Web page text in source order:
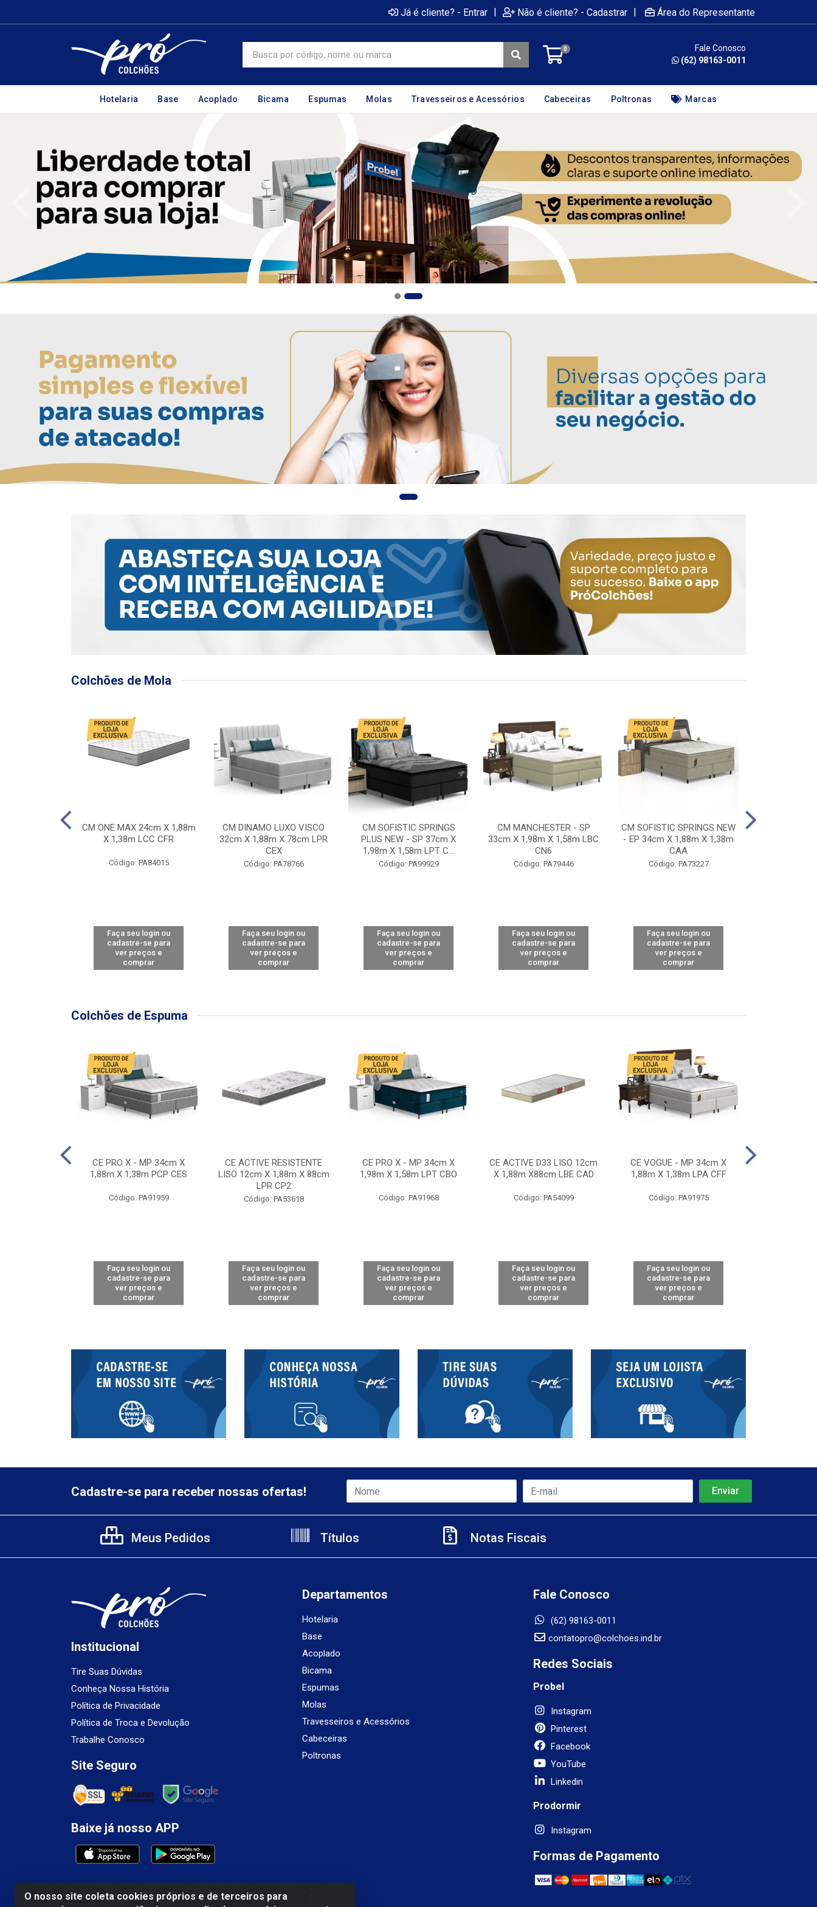
Já é cliente? - Entrar | Não é cliente? - Cadastrar | Área do Representante
0
Fale Conosco
(62) 98163-0011
Hotelaria Base Acoplado Bicama Espumas Molas Travesseiros e Acessórios Cabeceiras Poltronas Marcas
Colchões de Mola
CM ONE MAX 24cm X 1,88m
X 1,38m LCC CFR
Código: PA84015
Faça seu login ou
cadastre-se para
ver preços e
comprar
CM DINAMO LUXO VISCO
32cm X 1,88m X 78cm LPR
CEX
Código: PA78766
Faça seu login ou
cadastre-se para
ver preços e
comprar
CM SOFISTIC SPRINGS
PLUS NEW - SP 37cm X
1,98m X 1,58m LPT C...
Código: PA99929
Faça seu login ou
cadastre-se para
ver preços e
comprar
CM MANCHESTER - SP
33cm X 1,98m X 1,58m LBC
CN6
Código: PA79446
Faça seu login ou
cadastre-se para
ver preços e
comprar
CM SOFISTIC SPRINGS NEW
- EP 34cm X 1,88m X 1,38m
CAA
Código: PA73227
Faça seu login ou
cadastre-se para
ver preços e
comprar
Colchões de Espuma
CE PRO X - MP 34cm X
1,88m X 1,38m PCP CES
Código: PA91959
Faça seu login ou
cadastre-se para
ver preços e
comprar
CE ACTIVE RESISTENTE
LISO 12cm X 1,88m X 88cm
LPR CP2
Código: PA53618
Faça seu login ou
cadastre-se para
ver preços e
comprar
CE PRO X - MP 34cm X
1,98m X 1,58m LPT CBO
Código: PA91968
Faça seu login ou
cadastre-se para
ver preços e
comprar
CE ACTIVE D33 LISO 12cm
X 1,88m X88cm LBE CAD
Código: PA54099
Faça seu login ou
cadastre-se para
ver preços e
comprar
CE VOGUE - MP 34cm X
1,88m X 1,38m LPA CFF
Código: PA91975
Faça seu login ou
cadastre-se para
ver preços e
comprar
O nosso site coleta cookies próprios e de terceiros para
Cadastre-se para receber nossas ofertas!
Meus Pedidos Títulos Notas Fiscais
Institucional
Tire Suas Dúvidas
Conheça Nossa História
Política de Privacidade
Política de Troca e Devolução
Trabalhe Conosco
Site Seguro
Baixe já nosso APP
Departamentos
Hotelaria
Base
Acoplado
Bicama
Espumas
Molas
Travesseiros e Acessórios
Cabeceiras
Poltronas
Fale Conosco
(62) 98163-0011
contatopro@colchoes.ind.br
Redes Sociais
Probel
Instagram
Pinterest
Facebook
YouTube
Linkedin
Prodormir
Instagram
Formas de Pagamento